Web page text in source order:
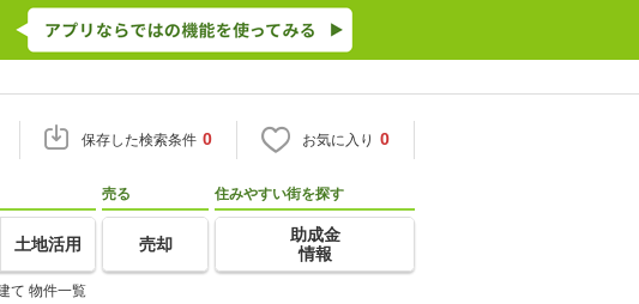
保存した検索条件 0 お気に入り 0
土地活用
売る
売却
住みやすい街を探す
助成金
情報
て 物件一覧